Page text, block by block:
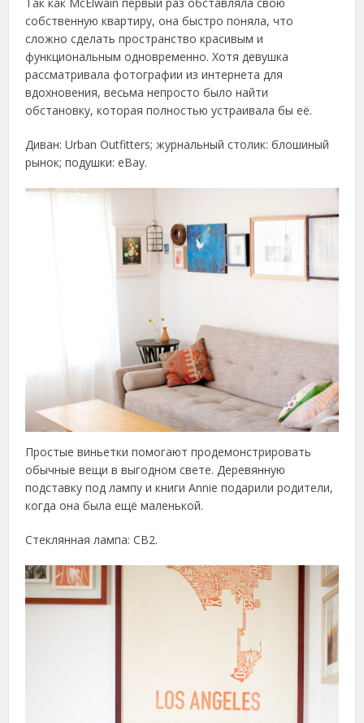
собственную квартиру, она быстро поняла, что
сложно сделать пространство красивым и
функциональным одновременно. Хотя девушка
рассматривала фотографии из интернета для
вдохновения, весьма непросто было найти
обстановку, которая полностью устраивала бы её.
Диван: Urban Outfitters; журнальный столик: блошиный
рынок; подушки: eBay.
Простые виньетки помогают продемонстрировать
обычные вещи в выгодном свете. Деревянную
подставку под лампу и книги Annie подарили родители,
когда она была ещё маленькой.
Стеклянная лампа: CB2.